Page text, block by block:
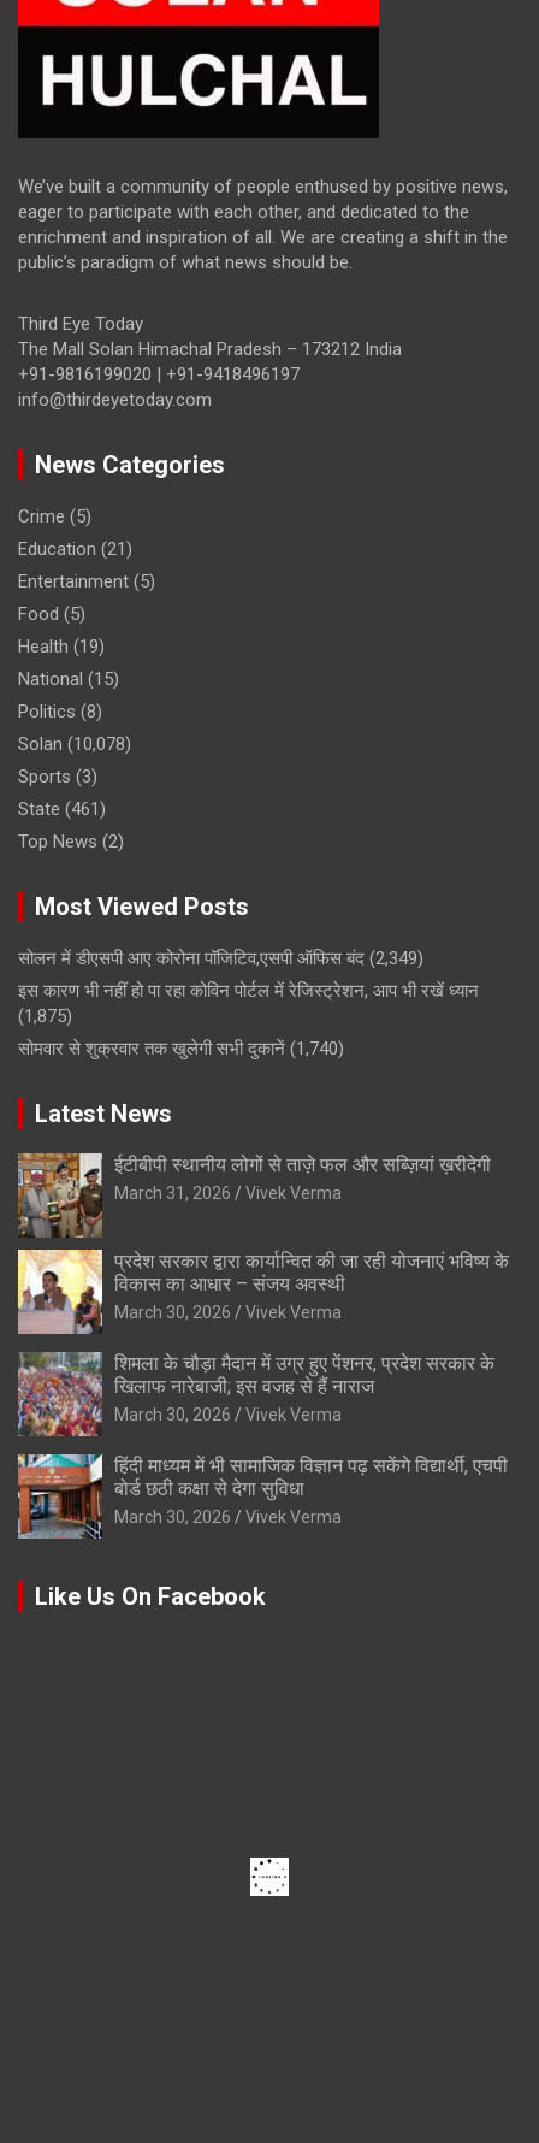
We’ve built a community of people enthused by positive news,
eager to participate with each other, and dedicated to the
enrichment and inspiration of all. We are creating a shift in the
public’s paradigm of what news should be.
Third Eye Today
The Mall Solan Himachal Pradesh – 173212 India
+91-9816199020 | +91-9418496197
info@thirdeyetoday.com
News Categories
Crime (5)
Education (21)
Entertainment (5)
Food (5)
Health (19)
National (15)
Politics (8)
Solan (10,078)
Sports (3)
State (461)
Top News (2)
Most Viewed Posts
सोलन में डीएसपी आए कोरोना पॉजिटिव,एसपी ऑफिस बंद (2,349)
इस कारण भी नहीं हो पा रहा कोविन पोर्टल में रेजिस्ट्रेशन, आप भी रखें ध्यान
(1,875)
सोमवार से शुक्रवार तक खुलेगी सभी दुकानें (1,740)
Latest News
ईटीबीपी स्थानीय लोगों से ताज़े फल और सब्ज़ियां ख़रीदेगी
March 31, 2026 Vivek Verma
प्रदेश सरकार द्वारा कार्यान्वित की जा रही योजनाएं भविष्य के
विकास का आधार – संजय अवस्थी
March 30, 2026 Vivek Verma
शिमला के चौड़ा मैदान में उग्र हुए पेंशनर, प्रदेश सरकार के
खिलाफ नारेबाजी; इस वजह से हैं नाराज
March 30, 2026 Vivek Verma
हिंदी माध्यम में भी सामाजिक विज्ञान पढ़ सकेंगे विद्यार्थी, एचपी
बोर्ड छठी कक्षा से देगा सुविधा
March 30, 2026 Vivek Verma
Like Us On Facebook